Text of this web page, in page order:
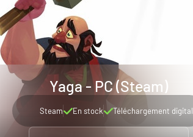
Yaga - PC (Steam)
Steam En stock Téléchargement digital